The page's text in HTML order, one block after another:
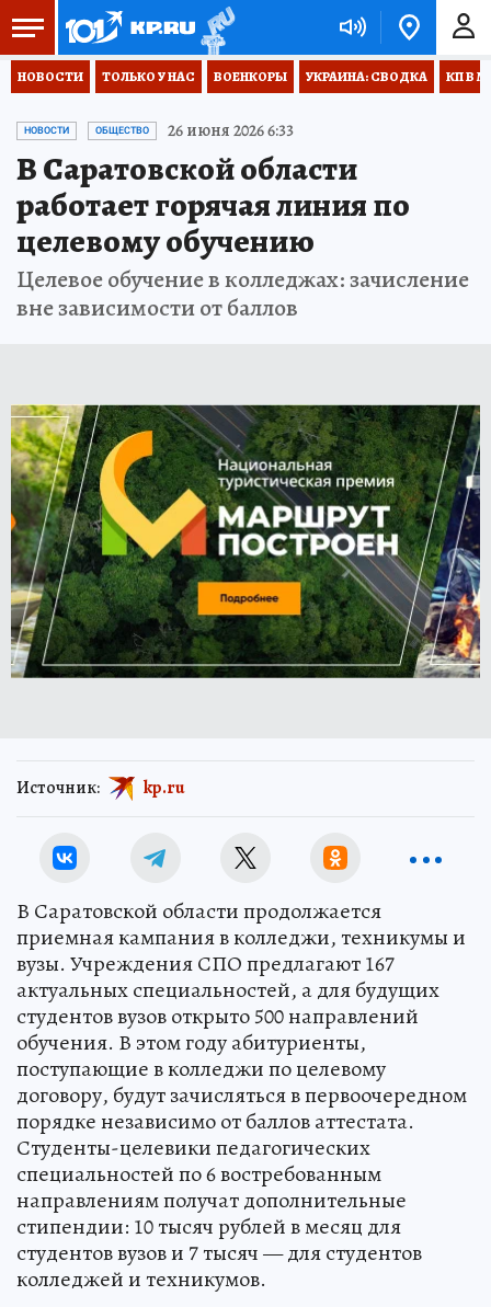
НОВОСТИ ТОЛЬКО У НАС ВОЕНКОРЫ УКРАИНА: СВОДКА КП В
НОВОСТИ ОБЩЕСТВО 26 июня 2026 6:33
В Саратовской области
работает горячая линия по
целевому обучению
Целевое обучение в колледжах: зачисление
вне зависимости от баллов
Источник: kp.ru
В Саратовской области продолжается
приемная кампания в колледжи, техникумы и
вузы. Учреждения СПО предлагают 167
актуальных специальностей, а для будущих
студентов вузов открыто 500 направлений
обучения. В этом году абитуриенты,
поступающие в колледжи по целевому
договору, будут зачисляться в первоочередном
порядке независимо от баллов аттестата.
Студенты-целевики педагогических
специальностей по 6 востребованным
направлениям получат дополнительные
стипендии: 10 тысяч рублей в месяц для
студентов вузов и 7 тысяч — для студентов
колледжей и техникумов.